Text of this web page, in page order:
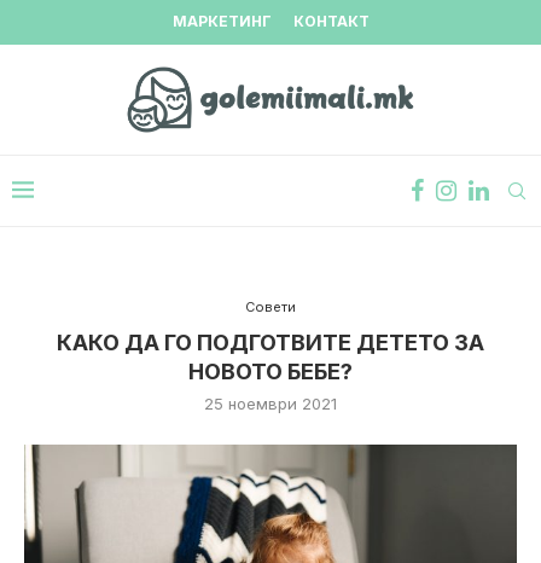
МАРКЕТИНГ КОНТАКТ
Совети
КАКО ДА ГО ПОДГОТВИТЕ ДЕТЕТО ЗА
НОВОТО БЕБЕ?
25 ноември 2021